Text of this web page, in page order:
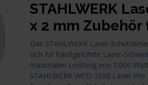
STAHLWERK
x 2 mm
Das STAHLWERK Laser-
sich für handgeführte Laser-
maximalen Leistung von 2.000
STAHLWERK WCD-1500 Laser